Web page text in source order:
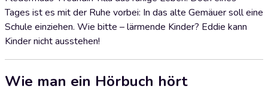
Tages ist es mit der Ruhe vorbei: In das alte Gemäuer soll eine
Schule einziehen. Wie bitte – lärmende Kinder? Eddie kann
Kinder nicht ausstehen!
Wie man ein Hörbuch hört